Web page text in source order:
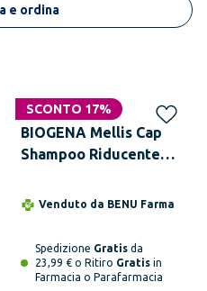
e ordina
SCONTO 17%
BIOGENA Mellis Cap
Shampoo Riducente
Venduto da BENU Farma
Spedizione Gratis da
23,99 € o Ritiro Gratis in
Farmacia o Parafarmacia